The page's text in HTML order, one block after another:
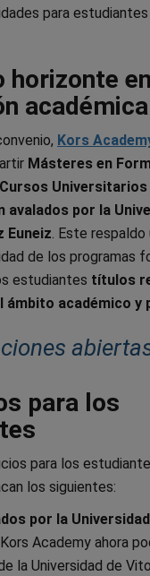
para
horizonte
académica
Kors
Másteres en
Universitarios
avalados por la
Euneiz. Este respaldo
de los programas
estudiantes títulos
ámbito académico y
para los
para los
los siguientes:
por la Universidad
Academy ahora
la Universidad de